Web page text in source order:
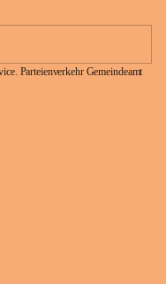
Parteienverkehr Gemeindeamt